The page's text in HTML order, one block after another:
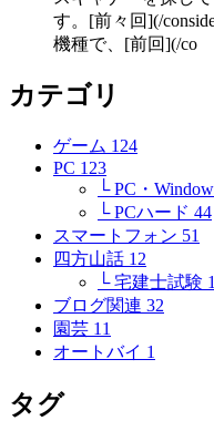
す。[前々回](/
機種で、[前回](/co
カテゴリ
ゲーム 124
PC 123
└ PC・
└ PCハード 44
スマートフォン 51
四方山話 12
└ 宅建士試験
ブログ関連 32
園芸 11
オートバイ 1
タグ